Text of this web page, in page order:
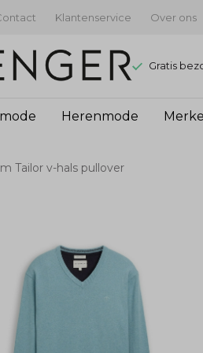
Klantenservice Over ons
Gratis
Herenmode
Tailor v-hals pullover